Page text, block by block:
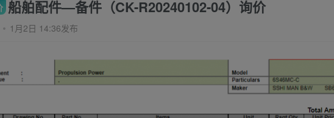
船舶配件—备件（CK-R20240102-04）询价
1月2日 14:36发布